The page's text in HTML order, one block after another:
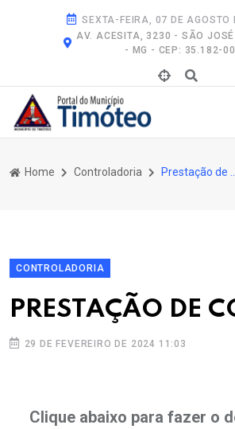
SEXTA-FEIRA, 07 DE AGOSTO
AV. ACESITA, 3230 - SÃO JOSÉ
- MG - CEP: 35.182-
Home Controladoria
CONTROLADORIA
PRESTAÇÃO DE
29 DE FEVEREIRO DE 2024 11:03
Clique abaixo para fazer o